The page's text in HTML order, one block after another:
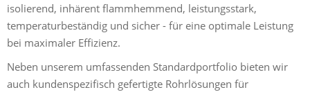
isolierend, inhärent flammhemmend, leistungsstark,
temperaturbeständig und sicher - für eine optimale Leistung
bei maximaler Effizienz.
Neben unserem umfassenden Standardportfolio bieten wir
auch kundenspezifisch gefertigte Rohrlösungen für